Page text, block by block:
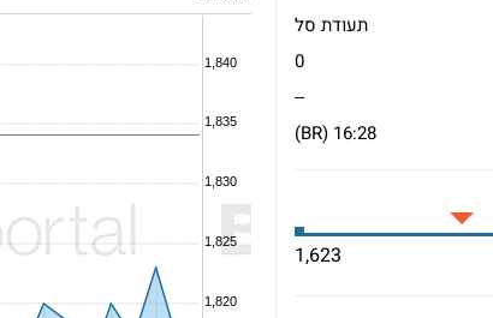
תעודת סל
0
--
16:28 (BR)
1,623